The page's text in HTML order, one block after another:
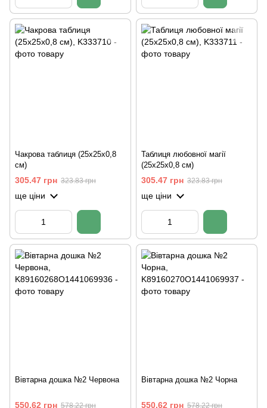
Чакрова таблиця (25х25х0,8
см)
305.47 грн 323.83 грн
ще ціни
Таблиця любовної магії
(25х25х0,8 см)
305.47 грн 323.83 грн
ще ціни
Вівтарна дошка №2 Червона
550.62 грн 578.22 грн
Вівтарна дошка №2 Чорна
550.62 грн 578.22 грн